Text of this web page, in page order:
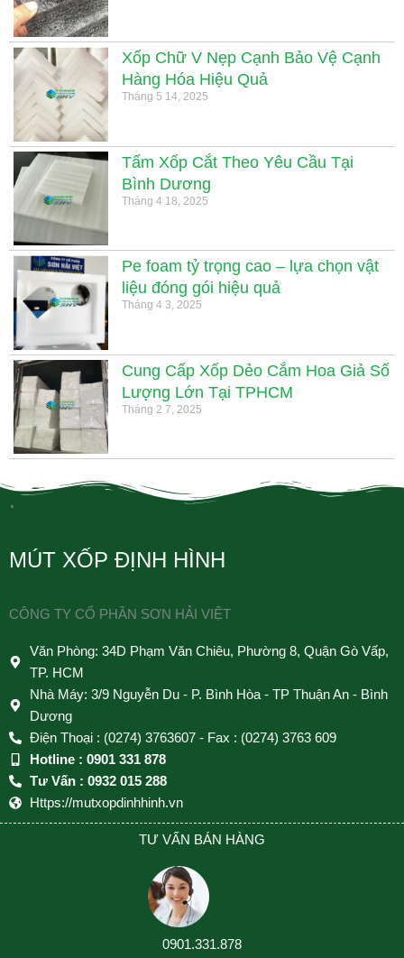
Xốp Chữ V Nẹp Cạnh Bảo Vệ Cạnh
Hàng Hóa Hiệu Quả
Tháng 5 14, 2025
Tấm Xốp Cắt Theo Yêu Cầu Tại
Bình Dương
Tháng 4 18, 2025
Pe foam tỷ trọng cao – lựa chọn vật
liệu đóng gói hiệu quả
Tháng 4 3, 2025
Cung Cấp Xốp Dẻo Cắm Hoa Giả Số
Lượng Lớn Tại TPHCM
Tháng 2 7, 2025
.
MÚT XỐP ĐỊNH HÌNH
CÔNG TY CỔ PHẦN SƠN HẢI VIỆT
Văn Phòng: 34D Phạm Văn Chiêu, Phường 8, Quận Gò Vấp,
TP. HCM
Nhà Máy: 3/9 Nguyễn Du - P. Bình Hòa - TP Thuận An - Bình
Dương
Điện Thoại : (0274) 3763607 - Fax : (0274) 3763 609
Hotline : 0901 331 878
Tư Vấn : 0932 015 288
Https://mutxopdinhhinh.vn
TƯ VẤN BÁN HÀNG
0901.331.878